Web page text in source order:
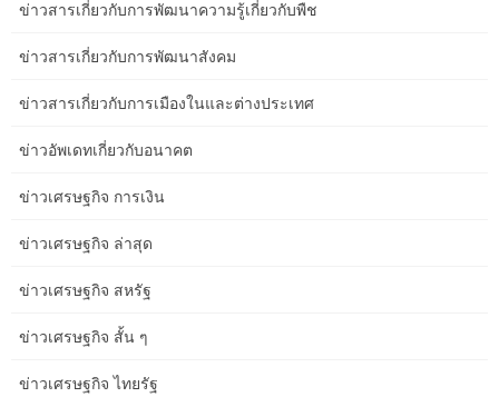
อัตราดอกเบี้ยของธนาคารกลางสหรัฐ… Investing.com – ในวันนี้
ตลาดจะให้ความสนใจกับข้อมูล GDP ในยูโรโซนการขึ้นปราศัยของลู
อิส เด กินโดส รองประธานธนาคารกลางยุโรป… InfoQuest – ดัชนี
ดาวโจนส์ฟิวเจอร์ร่วงลงในวันนี้ ส่งสัญญาณการพักฐานของตลาดหุ้น
ข่าวสารเกี่ยวกับการพัฒนาความรู้เกี่ยวกับพืช
ข่าวสารเกี่ยวกับการพัฒนาสังคม
ข่าวสารเกี่ยวกับการเมืองในและต่างประเทศ
ข่าวอัพเดทเกี่ยวกับอนาคต
ข่าวเศรษฐกิจ การเงิน
ข่าวเศรษฐกิจ ล่าสุด
ข่าวเศรษฐกิจ สหรัฐ
ข่าวเศรษฐกิจ สั้น ๆ
ข่าวเศรษฐกิจ ไทยรัฐ